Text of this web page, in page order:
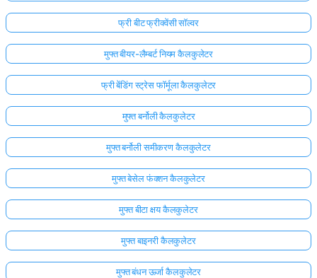
फ्री बीट फ्रीक्वेंसी सॉल्वर
मुफ्त बीयर-लैम्बर्ट नियम कैलकुलेटर
फ्री बेंडिंग स्ट्रेस फॉर्मूला कैलकुलेटर
मुफ्त बर्नोली कैलकुलेटर
मुफ्त बर्नोली समीकरण कैलकुलेटर
मुफ्त बेसेल फंक्शन कैलकुलेटर
मुफ्त बीटा क्षय कैलकुलेटर
मुफ्त बाइनरी कैलकुलेटर
मुफ्त बंधन ऊर्जा कैलकुलेटर